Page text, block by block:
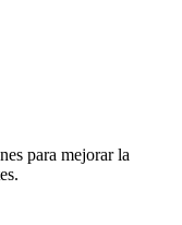
para mejorar la